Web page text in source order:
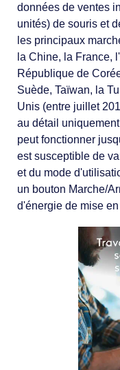
données de ventes
unités) de souris et
les principaux
la Chine, la France,
République de
Suède, Taïwan, la
Unis (entre juillet
au détail
peut fonctionner
est susceptible de
et du mode
un bouton Marche/
d'énergie de mise